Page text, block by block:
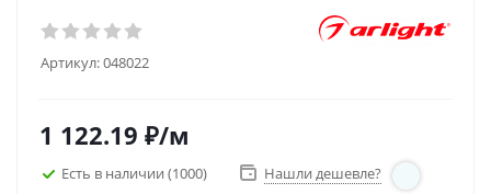
Артикул:048022
1 122.19 ₽/м
Есть в наличии (1000) Нашли дешевле?